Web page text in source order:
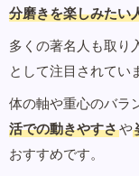
分磨きを楽しみたい
多くの著名人も取り
として注目されてい
体の軸や重心のバラ
活での動きやすさや
おすすめです。